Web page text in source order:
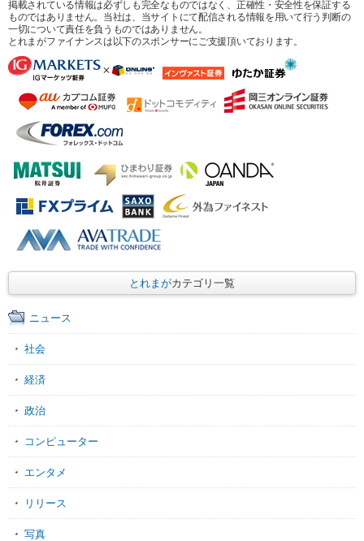
掲載されている情報は必ずしも完全なものではなく、正確性・安全性を保証する
ものではありません。当社は、当サイトにて配信される情報を用いて行う判断の
一切について責任を負うものではありません。
とれまがファイナンスは以下のスポンサーにご支援頂いております。
とれまがカテゴリ一覧
ニュース
社会
経済
政治
コンピューター
エンタメ
リリース
写真